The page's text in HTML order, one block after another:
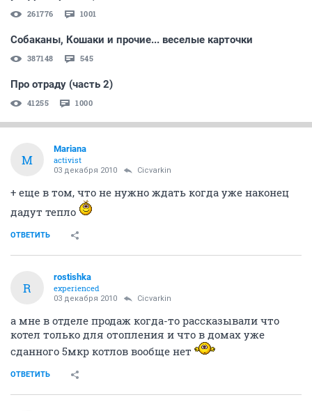
261776 1001
Собаканы, Кошаки и прочие... веселые карточки
387148 545
Про отраду (часть 2)
41255 1000
M
Mariana
activist
03 декабря 2010 Cicvarkin
+ еще в том, что не нужно ждать когда уже наконец
дадут тепло
ОТВЕТИТЬ
R
rostishka
experienced
03 декабря 2010 Cicvarkin
а мне в отделе продаж когда-то рассказывали что
котел только для отопления и что в домах уже
сданного 5мкр котлов вообще нет
ОТВЕТИТЬ